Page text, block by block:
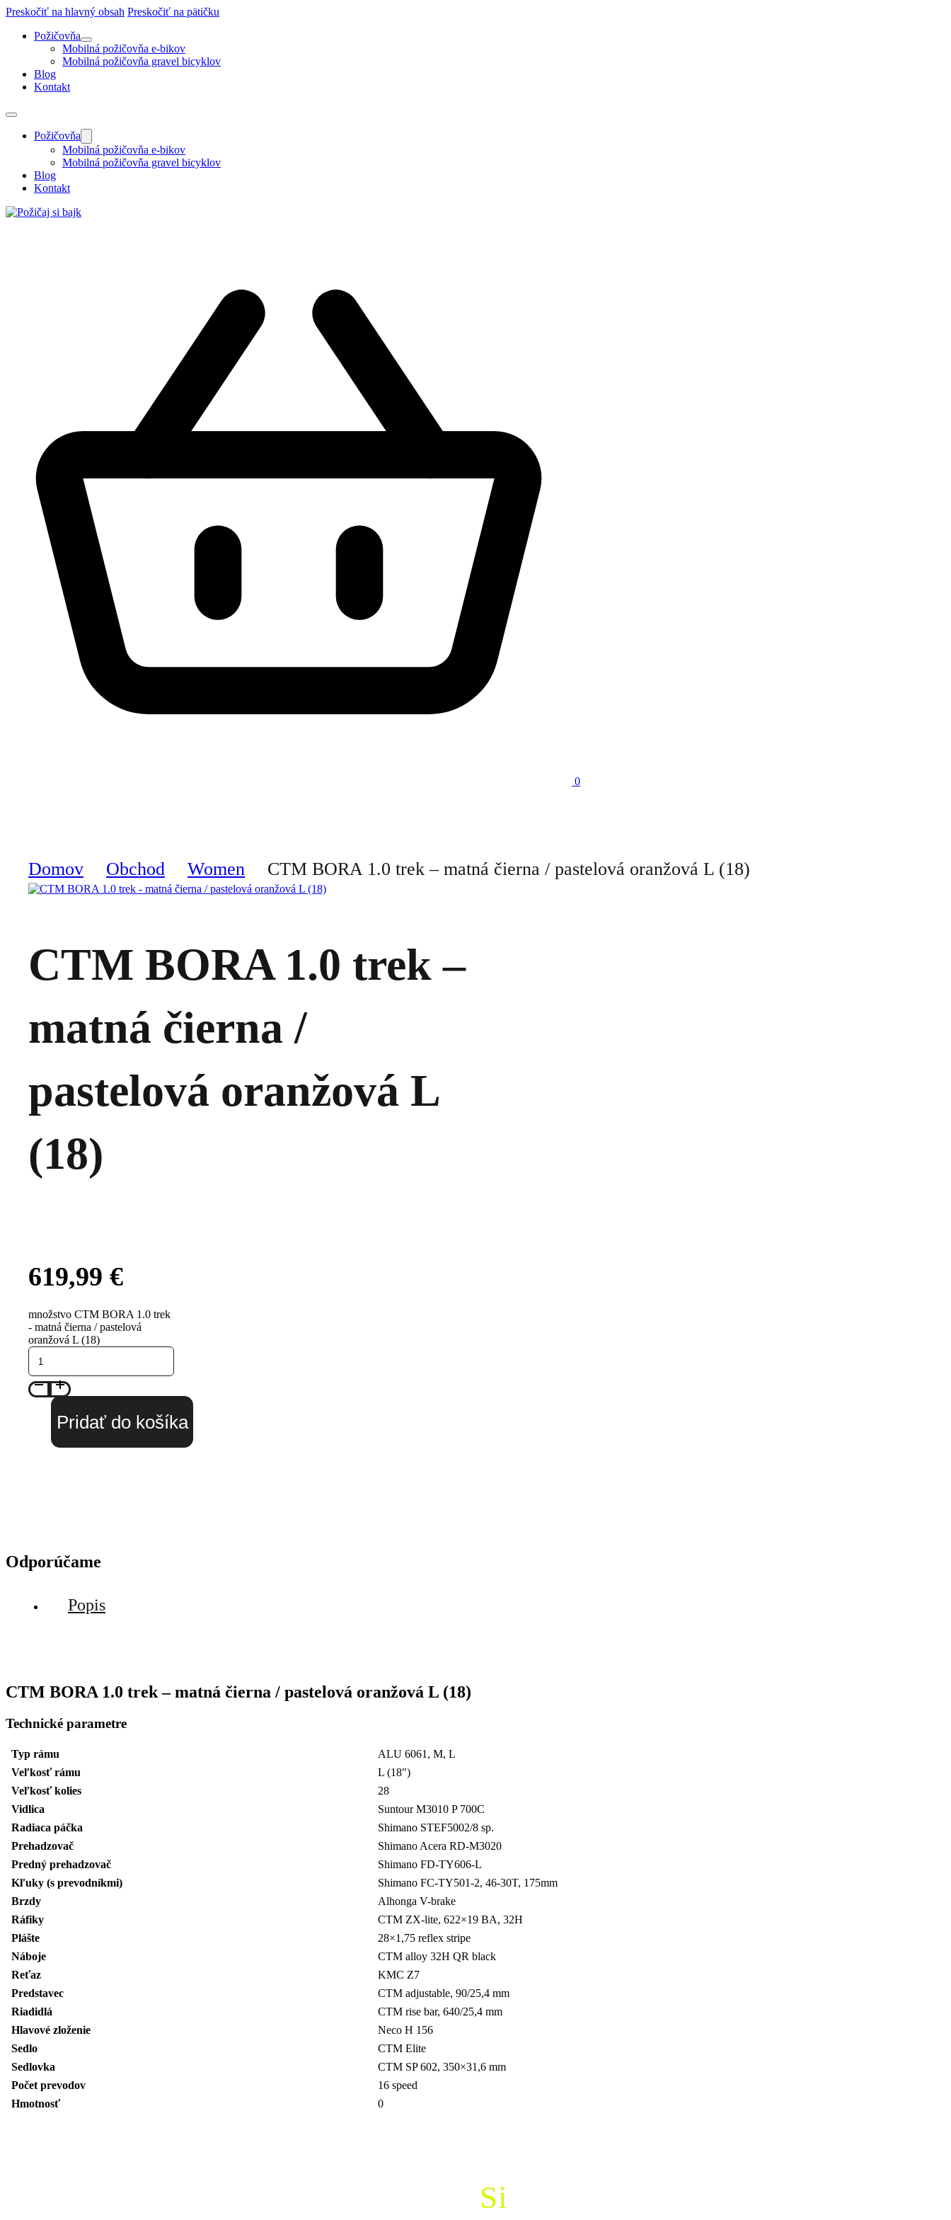
Preskočiť na hlavný obsah Preskočiť na pätičku
Požičovňa
Mobilná požičovňa e-bikov
Mobilná požičovňa gravel bicyklov
Blog
Kontakt
Požičovňa
Mobilná požičovňa e-bikov
Mobilná požičovňa gravel bicyklov
Blog
Kontakt
0
Domov Obchod Women CTM BORA 1.0 trek – matná čierna / pastelová oranžová L (18)
CTM BORA 1.0 trek –
matná čierna /
pastelová oranžová L
(18)
619,99 €
množstvo CTM BORA 1.0 trek
- matná čierna / pastelová
oranžová L (18)
Pridať do košíka
Odporúčame
Popis
CTM BORA 1.0 trek – matná čierna / pastelová oranžová L (18)
Technické parametre
Typ rámu
ALU 6061, M, L
Veľkosť rámu
L (18″)
Veľkosť kolies
28
Vidlica
Suntour M3010 P 700C
Radiaca páčka
Shimano STEF5002/8 sp.
Prehadzovač
Shimano Acera RD-M3020
Predný prehadzovač
Shimano FD-TY606-L
Kľuky (s prevodníkmi)
Shimano FC-TY501-2, 46-30T, 175mm
Brzdy
Alhonga V-brake
Ráfiky
CTM ZX-lite, 622×19 BA, 32H
Plášte
28×1,75 reflex stripe
Náboje
CTM alloy 32H QR black
Reťaz
KMC Z7
Predstavec
CTM adjustable, 90/25,4 mm
Riadidlá
CTM rise bar, 640/25,4 mm
Hlavové zloženie
Neco H 156
Sedlo
CTM Elite
Sedlovka
CTM SP 602, 350×31,6 mm
Počet prevodov
16 speed
Hmotnosť
0
Si